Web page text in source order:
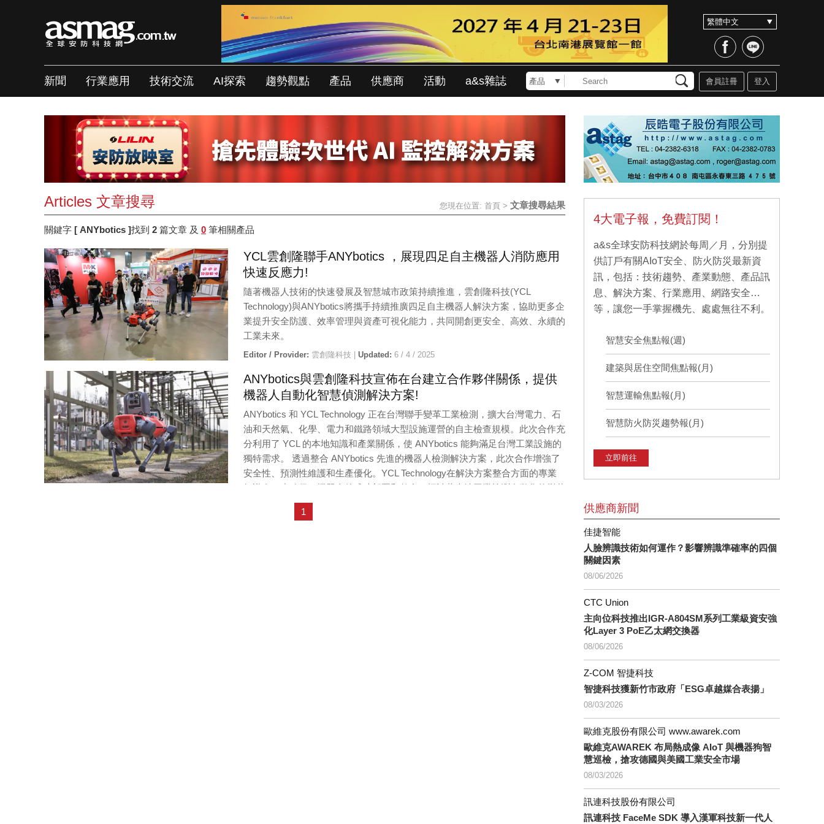
新聞 行業應用 技術交流 AI探索 趨勢觀點 產品 供應商 活動 a&s雜誌 登入
會員註冊
您現在位置: 首頁 > 文章搜尋結果
Articles 文章搜尋
關鍵字 [ ANYbotics ]找到 2 篇文章 及 0 筆相關產品
YCL雲創隆聯手ANYbotics ，展現四足自主機器人消防應用
快速反應力!
隨著機器人技術的快速發展及智慧城市政策持續推進，雲創隆科技(YCL
Technology)與ANYbotics將攜手持續推廣四足自主機器人解決方案，協助更多企
業提升安全防護、效率管理與資產可視化能力，共同開創更安全、高效、永續的
工業未來。
Editor / Provider: 雲創隆科技 | Updated: 6 / 4 / 2025
ANYbotics與雲創隆科技宣佈在台建立合作夥伴關係，提供
機器人自動化智慧偵測解決方案!
ANYbotics 和 YCL Technology 正在台灣聯手變革工業檢測，擴大台灣電力、石
油和天然氣、化學、電力和鐵路領域大型設施運營的自主檢查規模。此次合作充
分利用了 YCL 的本地知識和產業關係，使 ANYbotics 能夠滿足台灣工業設施的
獨特需求。 透過整合 ANYbotics 先進的機器人檢測解決方案，此次合作增強了
安全性、預測性維護和生產優化。YCL Technology在解決方案整合方面的專業
知識進一步確保了機器人的成功部署和整合，標誌著本地工業檢測自動化的變革
1
4大電子報，免費訂閱！
a&s全球安防科技網於每周／月，分別提
供訂戶有關AIoT安全、防火防災最新資
訊，包括：技術趨勢、產業動態、產品訊
息、解決方案、行業應用、網路安全…
等，讓您一手掌握機先、處處無往不利。
智慧安全焦點報(週)
建築與居住空間焦點報(月)
智慧運輸焦點報(月)
智慧防火防災趨勢報(月)
立即前往
供應商新聞
佳捷智能
人臉辨識技術如何運作？影響辨識準確率的四個
關鍵因素
08/06/2026
CTC Union
主向位科技推出IGR-A804SM系列工業級資安強
化Layer 3 PoE乙太網交換器
08/06/2026
Z-COM 智捷科技
智捷科技獲新竹市政府「ESG卓越媒合表揚」
08/03/2026
歐維克股份有限公司 www.awarek.com
歐維克AWAREK 布局熱成像 AIoT 與機器狗智
慧巡檢，搶攻德國與美國工業安全市場
08/03/2026
訊連科技股份有限公司
訊連科技 FaceMe SDK 導入漢軍科技新一代人